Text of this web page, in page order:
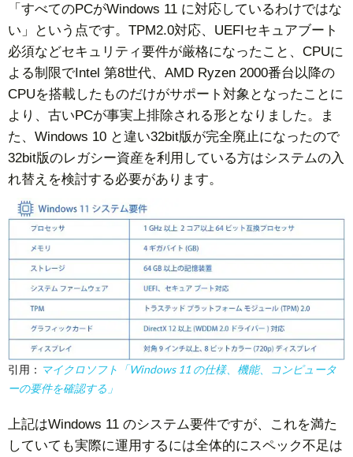
「すべてのPCがWindows 11 に対応しているわけではな
い」という点です。TPM2.0対応、UEFIセキュアブート
必須などセキュリティ要件が厳格になったこと、CPUに
よる制限でIntel 第8世代、AMD Ryzen 2000番台以降の
CPUを搭載したものだけがサポート対象となったことに
より、古いPCが事実上排除される形となりました。ま
た、Windows 10 と違い32bit版が完全廃止になったので
32bit版のレガシー資産を利用している方はシステムの入
れ替えを検討する必要があります。
引用： マイクロソフト「Windows 11 の仕様、機能、コンピュータ
ーの要件を確認する」
上記はWindows 11 のシステム要件ですが、これを満た
していても実際に運用するには全体的にスペック不足は